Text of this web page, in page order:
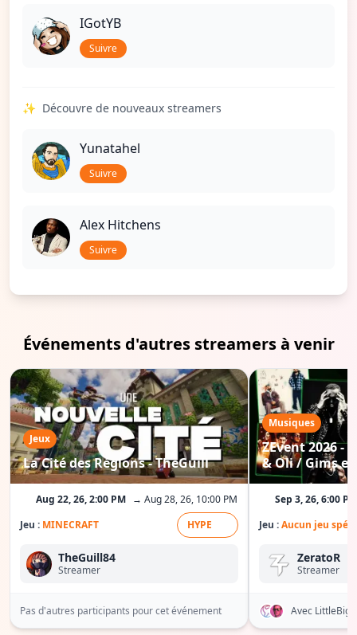
IGotYB
Suivre
✨ Découvre de nouveaux streamers
Yunatahel
Suivre
Alex Hitchens
Suivre
Événements d'autres streamers à venir
Jeux
La Cité des Régions - TheGuill
Aug 22, 26, 2:00 PM → Aug 28, 26, 10:00 PM
Jeu : MINECRAFT HYPE
TheGuill84
Streamer
Pas d'autres participants pour cet événement
Musiques
ZEvent 2026 -
& Oli / Gims
Sep 3, 26, 6:00 PM
Jeu :Aucun jeu
ZeratoR
Streamer
Avec